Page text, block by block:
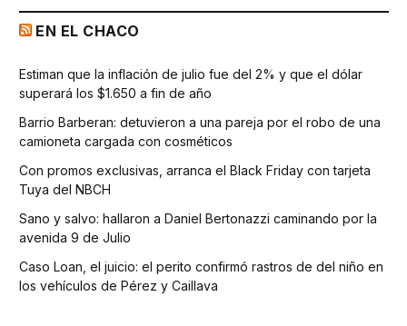
EN EL CHACO
Estiman que la inflación de julio fue del 2% y que el dólar
superará los $1.650 a fin de año
Barrio Barberan: detuvieron a una pareja por el robo de una
camioneta cargada con cosméticos
Con promos exclusivas, arranca el Black Friday con tarjeta
Tuya del NBCH
Sano y salvo: hallaron a Daniel Bertonazzi caminando por la
avenida 9 de Julio
Caso Loan, el juicio: el perito confirmó rastros de del niño en
los vehículos de Pérez y Caillava